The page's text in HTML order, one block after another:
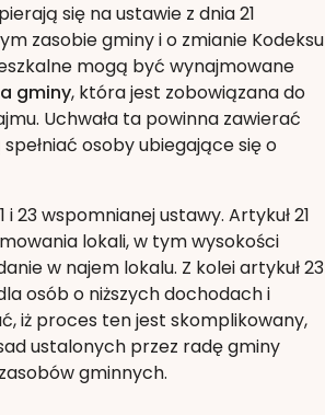
się na ustawie z dnia 21
zasobie gminy i o zmianie Kodeksu
mogą być wynajmowane
gminy, która jest zobowiązana do
Uchwała ta powinna zawierać
osoby ubiegające się o
wspomnianej ustawy. Artykuł 21
lokali, w tym wysokości
w najem lokalu. Z kolei artykuł 23
osób o niższych dochodach i
iż proces ten jest skomplikowany,
ustalonych przez radę gminy
gminnych.